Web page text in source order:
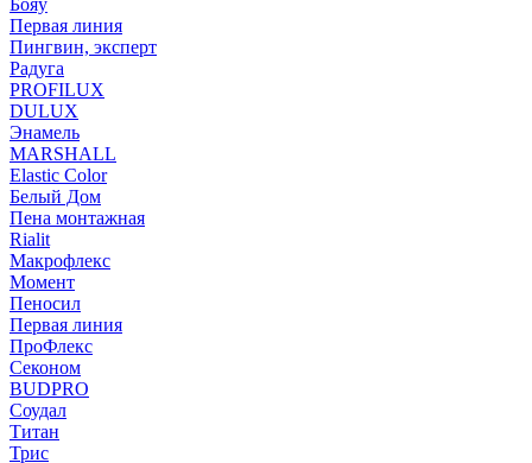
Бояу
Первая линия
Пингвин, эксперт
Радуга
PROFILUX
DULUX
Энамель
MARSHALL
Elastic Color
Белый Дом
Пена монтажная
Rialit
Макрофлекс
Момент
Пеносил
Первая линия
ПроФлекс
Секоном
BUDPRO
Соудал
Титан
Трис